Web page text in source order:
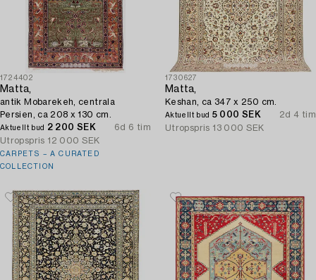
1724402
Matta,
antik Mobarekeh, centrala
Persien, ca 208 x 130 cm.
Aktuellt bud 2 200 SEK
6d 6 tim
Utropspris 12 000 SEK
CARPETS – A CURATED
COLLECTION
1730627
Matta,
Keshan, ca 347 x 250 cm.
Aktuellt bud 5 000 SEK
2d 4 tim
Utropspris 13 000 SEK